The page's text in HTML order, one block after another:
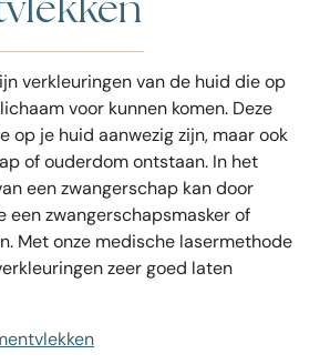
verkleuringen van de huid die op
voor kunnen komen. Deze
op je huid aanwezig zijn, maar ook
of ouderdom ontstaan. In het
een zwangerschap kan door
zwangerschapsmasker of
Met onze medische lasermethode
zeer goed laten